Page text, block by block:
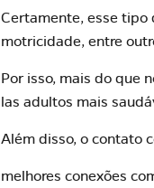
Certamente, esse tipo
motricidade, entre
Por isso, mais do que
las adultos mais
Além disso, o contato
melhores conexões